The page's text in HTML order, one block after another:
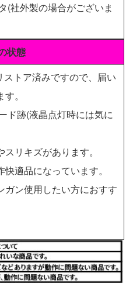
(社外製の場合がございま
状態
トア済みですので、届い
。
ド跡(液晶点灯時には気に
リキズがあります。
適品になっています。
ガン使用したい方におすす